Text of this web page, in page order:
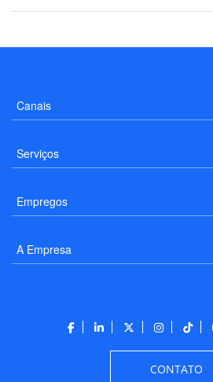
Canais
Serviços
Empregos
A Empresa
CONTATO